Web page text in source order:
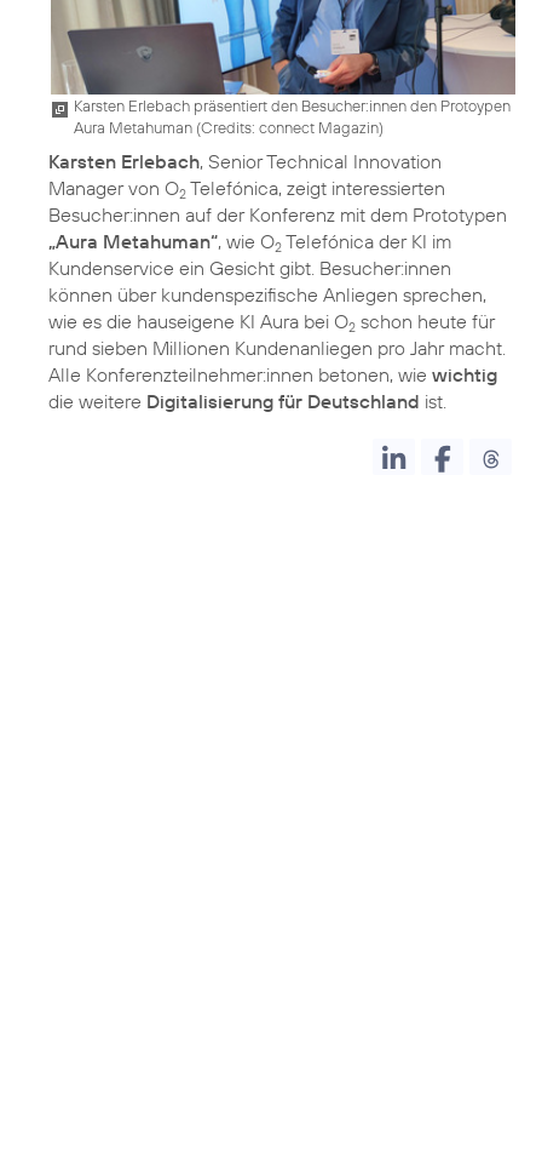
Karsten Erlebach präsentiert den Besucher:innen den Protoypen
Aura Metahuman (Credits: connect Magazin)
Karsten Erlebach, Senior Technical Innovation
Manager von O2 Telefónica, zeigt interessierten
Besucher:innen auf der Konferenz mit dem Prototypen
„Aura Metahuman“, wie O2 Telefónica der KI im
Kundenservice ein Gesicht gibt. Besucher:innen
können über kundenspezifische Anliegen sprechen,
wie es die hauseigene KI Aura bei O2 schon heute für
rund sieben Millionen Kundenanliegen pro Jahr macht.
Alle Konferenzteilnehmer:innen betonen, wie wichtig
die weitere Digitalisierung für Deutschland ist.